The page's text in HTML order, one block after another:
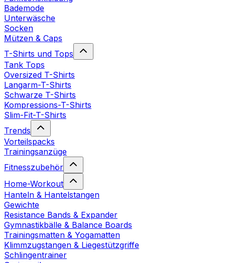
Bademode
Unterwäsche
Socken
Mützen & Caps
T-Shirts und Tops
Tank Tops
Oversized T-Shirts
Langarm-T-Shirts
Schwarze T-Shirts
Kompressions-T-Shirts
Slim-Fit-T-Shirts
Trends
Vorteilspacks
Trainingsanzüge
Fitnesszubehör
Home-Workout
Hanteln & Hantelstangen
Gewichte
Resistance Bands & Expander
Gymnastikbälle & Balance Boards
Trainingsmatten & Yogamatten
Klimmzugstangen & Liegestützgriffe
Schlingentrainer